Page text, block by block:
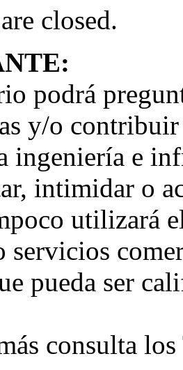
closed.
podrá
y/o
ingeniería e
intimidar o
utilizará
servicios
pueda ser
consulta